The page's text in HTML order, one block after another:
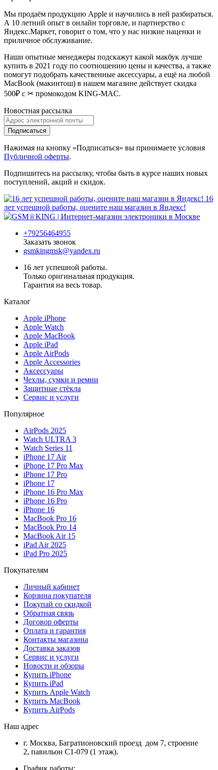
Мы продаём продукцию Apple и научились в ней разбираться.
А 10 летний опыт в онлайн торговле, и партнерство с
Яндекс.Маркет, говорит о том, что у нас низкие наценки и
приличное обслуживание.
Наши опытные менеджеры подскажут какой макбук лучше
купить в 2021 году по соотношению цены и качества, а также
помогут подобрать качественные аксессуары, а ещё на любой
MacBook (макинтош) в нашем магазине действует скидка
500₽ с ✂ промокодом KING-MAC.
Новостная рассылка
Подписаться
Нажимая на кнопку «Подписаться» вы принимаете условия
Публичной оферты.
Подпишитесь на рассылку, чтобы быть в курсе наших новых
поступлений, акций и скидок.
16
лет успешной работы, оцените наш магазин в Яндекс!
+79256464955
Заказать звонок
gsmkingmsk@yandex.ru
16 лет успешной работы.
Только оригинальная продукция.
Гарантия на весь товар.
Каталог
Apple iPhone
Apple Watch
Apple MacBook
Apple iPad
Apple AirPods
Apple Accessories
Аксессуары
Чехлы, сумки и ремни
Защитные стёкла
Сервис и услуги
Популярное
AirPods 2025
Watch ULTRA 3
Watch Series 11
iPhone 17 Air
iPhone 17 Pro Max
iPhone 17 Pro
iPhone 17
iPhone 16 Pro Max
iPhone 16 Pro
iPhone 16
MacBook Pro 16
MacBook Pro 14
MacBook Air 15
iPad Air 2025
iPad Pro 2025
Покупателям
Личный кабинет
Корзина покупателя
Покупай со скидкой
Обратная связь
Договор оферты
Оплата и гарантия
Контакты магазина
Доставка заказов
Сервис и услуги
Новости и обзоры
Купить iPhone
Купить iPad
Купить Apple Watch
Купить MacBook
Купить AirPods
Наш адрес
г. Москва, Багратионовский проезд дом 7, строение
2, павильон С1-079 (1 этаж).
График работы: